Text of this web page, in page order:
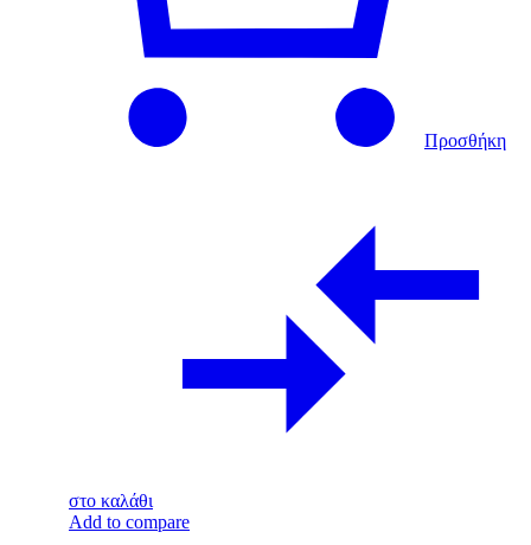
Προσθήκη
στο καλάθι
Add to compare